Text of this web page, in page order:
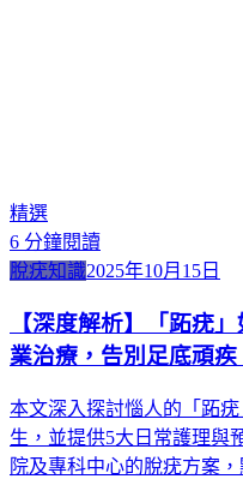
精選
6 分鐘閱讀
脫疣知識2025年10月15日
【深度解析】「跖疣
業治療，告別足底頑疾
本文深入探討惱人的「跖
生，並提供5大日常護理與
院及專科中心的脫疣方案